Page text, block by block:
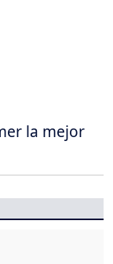
la mejor